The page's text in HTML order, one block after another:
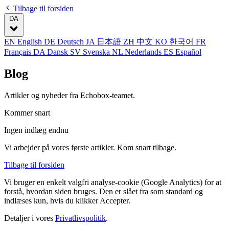
Tilbage til forsiden
DA
EN English DE Deutsch JA 日本語 ZH 中文 KO 한국어 FR
Français DA Dansk SV Svenska NL Nederlands ES Español
Blog
Artikler og nyheder fra Echobox-teamet.
Kommer snart
Ingen indlæg endnu
Vi arbejder på vores første artikler. Kom snart tilbage.
Tilbage til forsiden
Vi bruger en enkelt valgfri analyse-cookie (Google Analytics) for at
forstå, hvordan siden bruges. Den er slået fra som standard og
indlæses kun, hvis du klikker Accepter.
Detaljer i vores Privatlivspolitik.